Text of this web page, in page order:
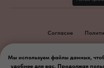
Согласие
Мы используем файлы данных,
удобнее для вас. Продолжая